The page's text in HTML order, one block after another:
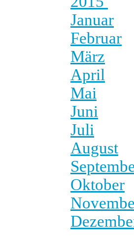
Januar
Februar
März
April
Mai
Juni
Juli
August
Oktober